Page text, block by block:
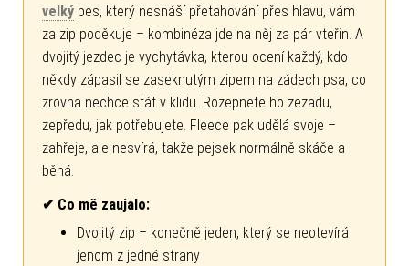
velký pes, který nesnáší přetahování přes hlavu, vám
za zip poděkuje – kombinéza jde na něj za pár vteřin. A
dvojitý jezdec je vychytávka, kterou ocení každý, kdo
někdy zápasil se zaseknutým zipem na zádech psa, co
zrovna nechce stát v klidu. Rozepnete ho zezadu,
zepředu, jak potřebujete. Fleece pak udělá svoje –
zahřeje, ale nesvírá, takže pejsek normálně skáče a
běhá.
✔ Co mě zaujalo:
Dvojitý zip – konečně jeden, který se neotevírá
jenom z jedné strany